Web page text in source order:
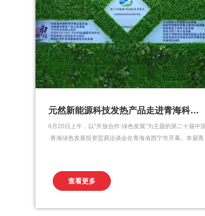
元然新能源科技发热产品走进青海科技展
6月20日上午，以“开放合作·绿色发展”为主题的第二十届中
·青海绿色发展投资贸易洽谈会在青海省西宁市开幕。本届青
盛会。元然新能源料技系列发热产品走进了青海科技展在展
示过程中，参观者好评如潮！同样元然石墨烯聚合...
查看更多